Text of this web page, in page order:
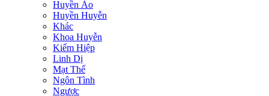
Huyền Ảo
Huyền Huyễn
Khác
Khoa Huyễn
Kiếm Hiệp
Linh Dị
Mạt Thế
Ngôn Tình
Ngược